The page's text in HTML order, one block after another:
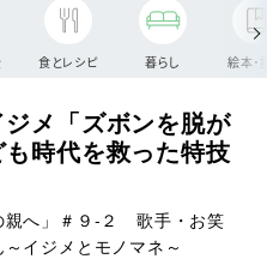
食とレシピ 暮らし 絵本・
メ「ズボンを脱が
時代を救った特技
親へ」＃９‐２ 歌手・お笑
イジメとモノマネ～